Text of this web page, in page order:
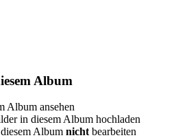
Album
Album ansehen
in diesem Album hochladen
Album nicht bearbeiten